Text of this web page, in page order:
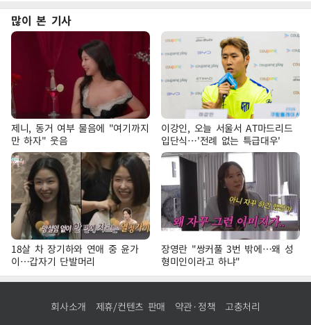
많이 본 기사
제니, 동거 여부 물음에 "여기까지
만 하자" 웃음
이강인, 오늘 서울서 AT마드리드
입단식…'전례 없는 특급대우'
18살 차 장기하와 연애 중 윤가
이…갑자기 단발머리
장영란 "쌍커풀 3번 밖에…왜 성
형미인이라고 하냐"
회사소개 제휴/컨텐츠 판매 약관·정책 고충처리